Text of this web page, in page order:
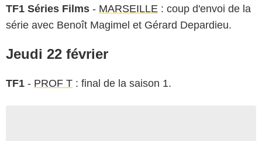
TF1 Séries Films - MARSEILLE : coup d'envoi de la
série avec Benoît Magimel et Gérard Depardieu.
Jeudi 22 février
TF1 - PROF T : final de la saison 1.